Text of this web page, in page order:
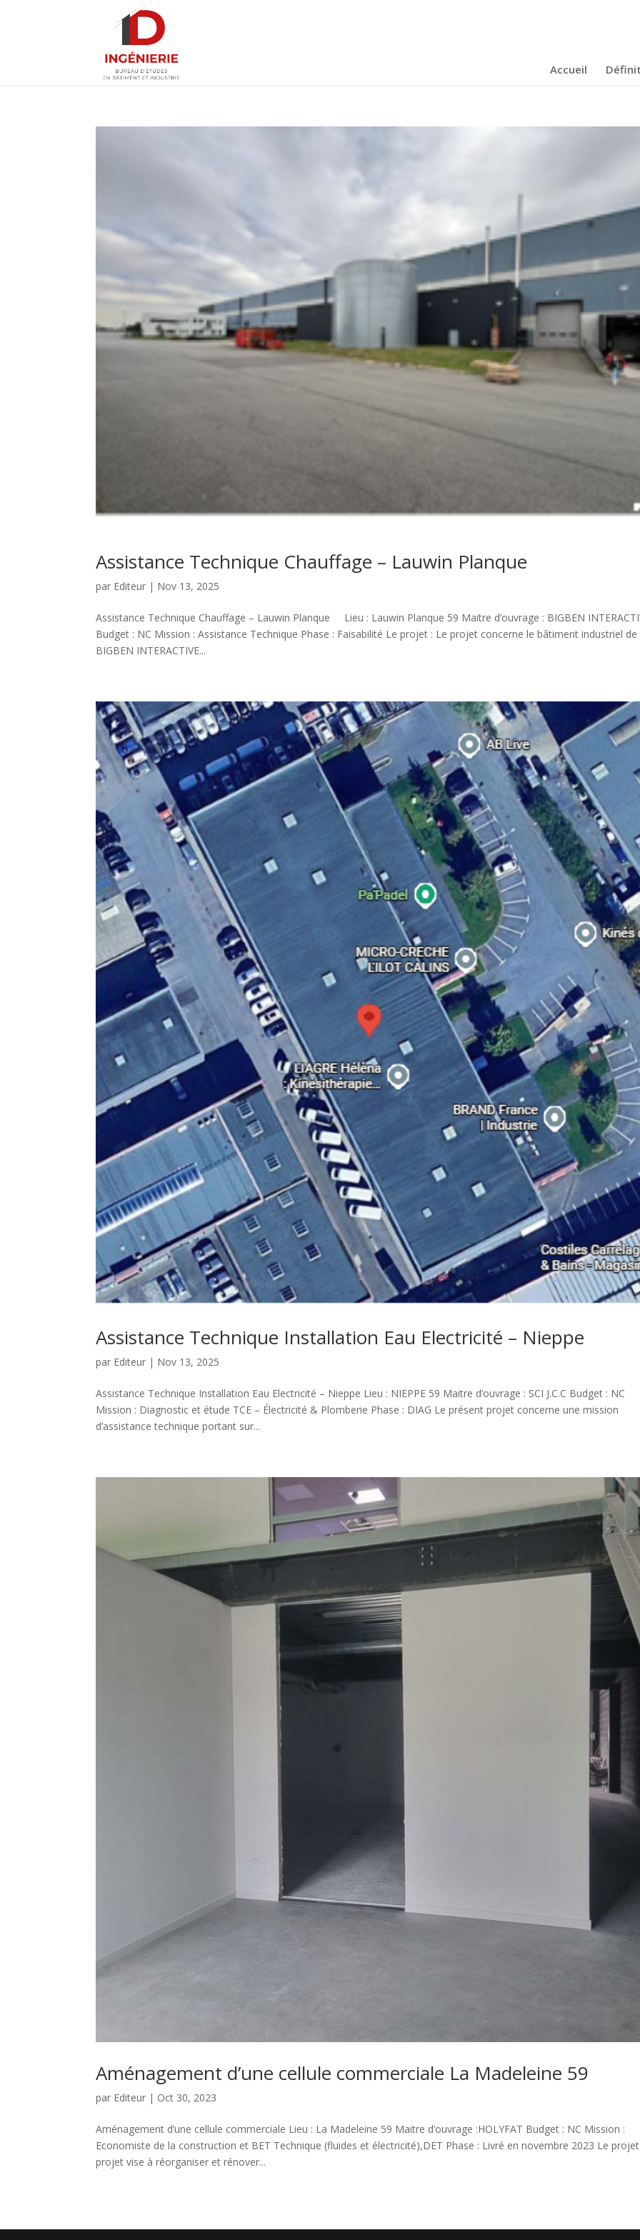
Accueil
Assistance Technique Chauffage – Lauwin Planque
par Editeur | Nov 13, 2025
Assistance Technique Chauffage – Lauwin Planque Lieu : Lauwin Planque 59 Maitre d’ouvrage : BIGBEN
Budget : NC Mission : Assistance Technique Phase : Faisabilité Le projet : Le projet concerne le bâtiment industriel de
BIGBEN INTERACTIVE...
Assistance Technique Installation Eau Electricité – Nieppe
par Editeur | Nov 13, 2025
Assistance Technique Installation Eau Electricité – Nieppe Lieu : NIEPPE 59 Maitre d’ouvrage : SCI J.C.C Budget : NC
Mission : Diagnostic et étude TCE – Électricité & Plomberie Phase : DIAG Le présent projet concerne une mission
d’assistance technique portant sur...
Aménagement d’une cellule commerciale La Madeleine 59
par Editeur | Oct 30, 2023
Aménagement d’une cellule commerciale Lieu : La Madeleine 59 Maitre d’ouvrage :HOLYFAT Budget : NC Mission :
Economiste de la construction et BET Technique (fluides et électricité),DET Phase : Livré en novembre 2023 Le
projet vise à réorganiser et rénover...